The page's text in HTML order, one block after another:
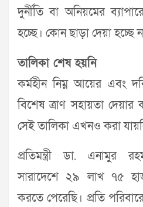
দুর্নীতি বা অনিয়মের
হচ্ছে। কোন ছাড়া দেয়া হচ্ছে
তালিকা শেষ হয়নি
কর্মহীন নিম্ন আয়ের এবং
বিশেষ ত্রাণ সহায়তা
সেই তালিকা এখনও করা
প্রতিমন্ত্রী ডা. এনামুর
সারাদেশে ২৯ লাখ ৭৫
করতে পেরেছি। প্রতি